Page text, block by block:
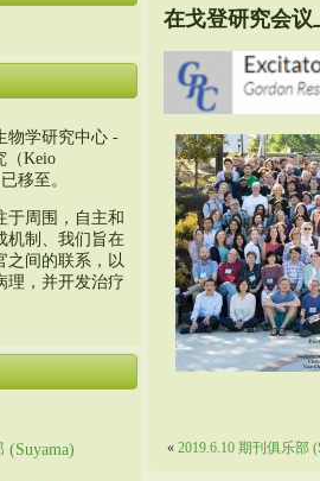
物学研究中心 -
（Keio
移至。
于周围，自主和
机制、我们旨在
之间的联系，以
理，并开发治疗
(Suyama)
在戈登研究会
« 2019.6.10 期刊俱乐部